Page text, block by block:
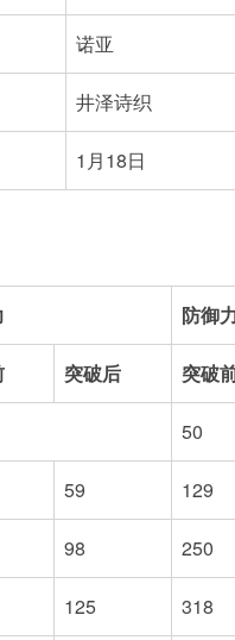
诺亚
井泽诗织
1月18日
防御
突破后 突破
50
59 129
98 250
125 318